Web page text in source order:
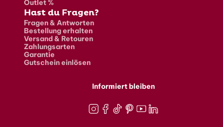
Outlet %
Hast du Fragen?
Fragen & Antworten
Bestellung erhalten
Versand & Retouren
Zahlungsarten
Garantie
Gutschein einlösen
Informiert bleiben